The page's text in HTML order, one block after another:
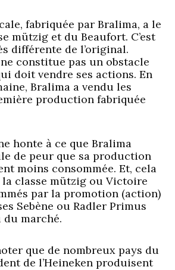
fabriquée par Bralima, a le
mützig et du Beaufort. C’est
différente de l’original.
constitue pas un obstacle
doit vendre ses actions. En
Bralima a vendu les
production fabriquée
honte à ce que Bralima
de peur que sa production
moins consommée. Et, cela
classe mützig ou Victoire
par la promotion (action)
Sebène ou Radler Primus
marché.
que de nombreux pays du
de l’Heineken produisent